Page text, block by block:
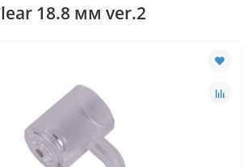
18.8 мм ver.2